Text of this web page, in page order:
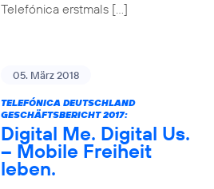
Telefónica erstmals […]
05. März 2018
TELEFÓNICA DEUTSCHLAND
GESCHÄFTSBERICHT 2017:
Digital Me. Digital Us.
– Mobile Freiheit
leben.